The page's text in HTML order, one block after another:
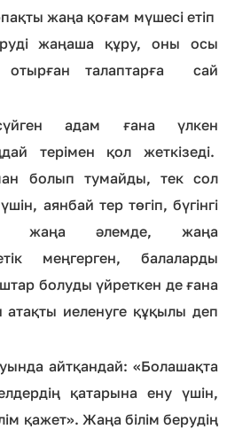
жаңа қоғам мүшесі етіп
жаңаша құру, оны осы
отырған талаптарға сай
адам ғана үлкен
терімен қол жеткізеді.
болып тумайды, тек сол
аянбай тер төгіп, бүгінгі
жаңа әлемде, жаңа
меңгерген, балаларды
болуды үйреткен де ғана
иеленуге құқылы деп
айтқандай: «Болашақта
қатарына ену үшін,
қажет». Жаңа білім берудің